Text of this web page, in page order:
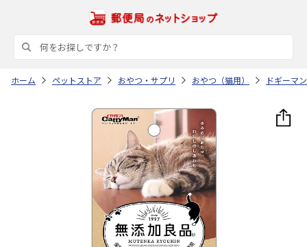
ホーム ペットストア おやつ・サプリ おやつ（猫用） ドギーマ